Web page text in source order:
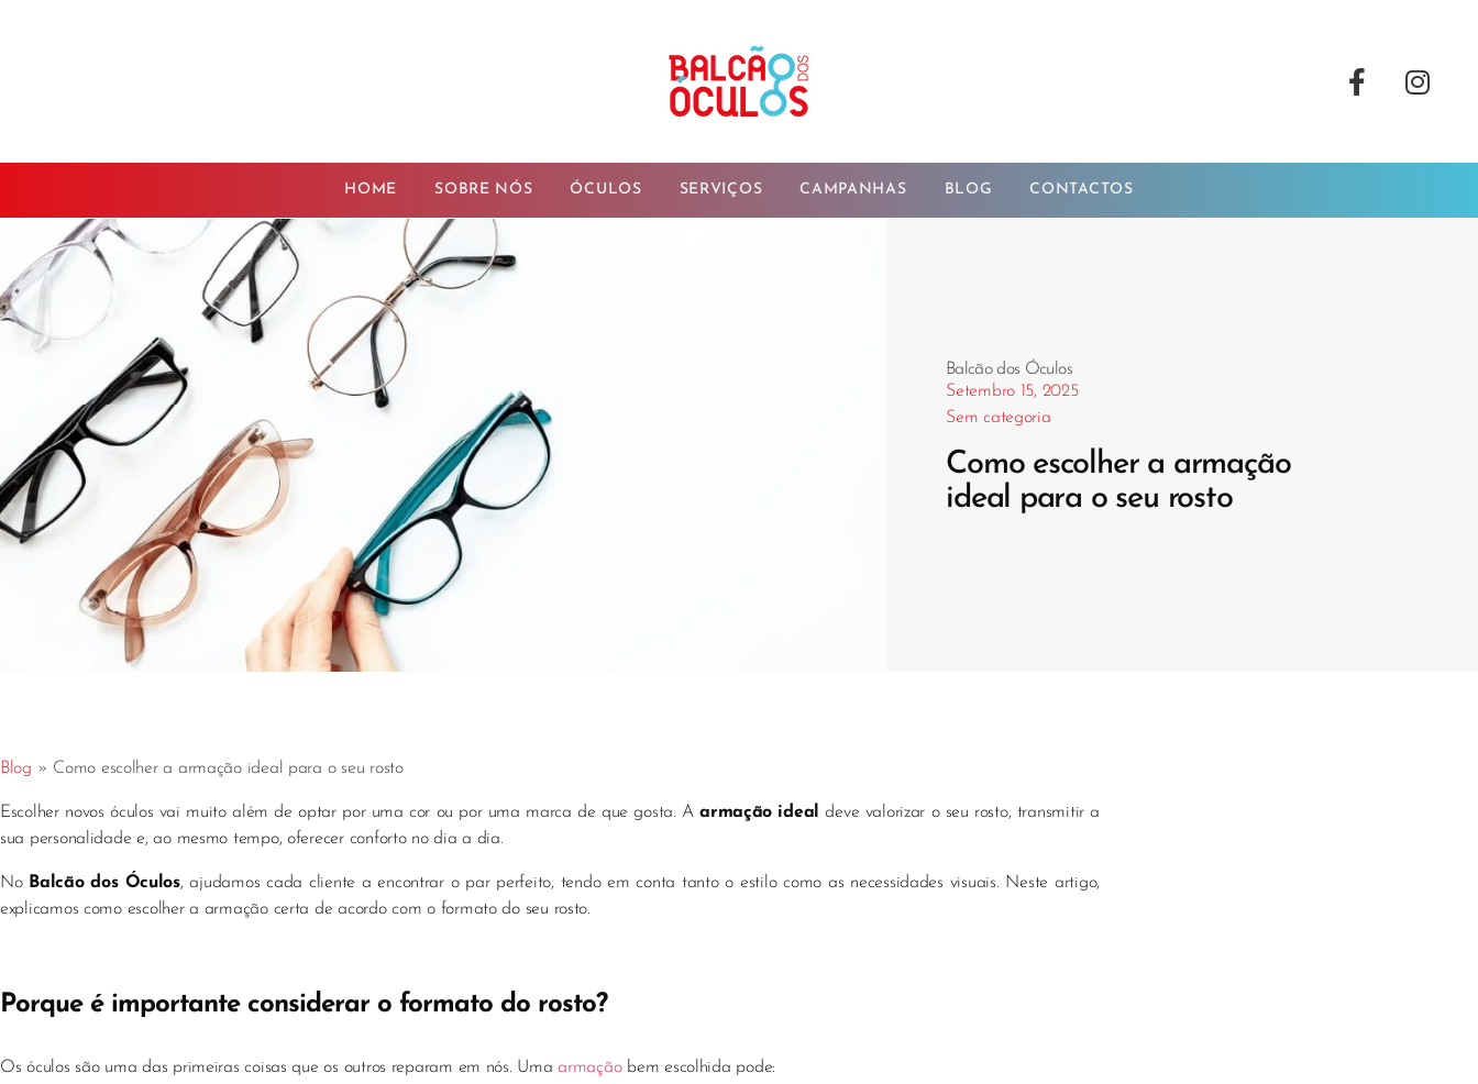
HOME SOBRE NÓS ÓCULOS SERVIÇOS CAMPANHAS BLOG CONTACTOS
Balcão dos Óculos
Setembro 15, 2025
Sem categoria
Como escolher a armação
ideal para o seu rosto
Blog » Como escolher a armação ideal para o seu rosto
Escolher novos óculos vai muito além de optar por uma cor ou por uma marca de que gosta. Aarmação ideal
deve valorizar o seu rosto, transmitir a
sua personalidade e, ao mesmo tempo, oferecer conforto no dia a dia.
No Balcão dos Óculos, ajudamos cada cliente a encontrar o par perfeito, tendo em conta tanto o estilo como as necessidades visuais. Neste artigo,
explicamos como escolher a armação certa de acordo com o formato do seu rosto.
Porque é importante considerar o formato do rosto?
Os óculos são uma das primeiras coisas que os outros reparam em nós. Umaarmaçãobem escolhida pode: